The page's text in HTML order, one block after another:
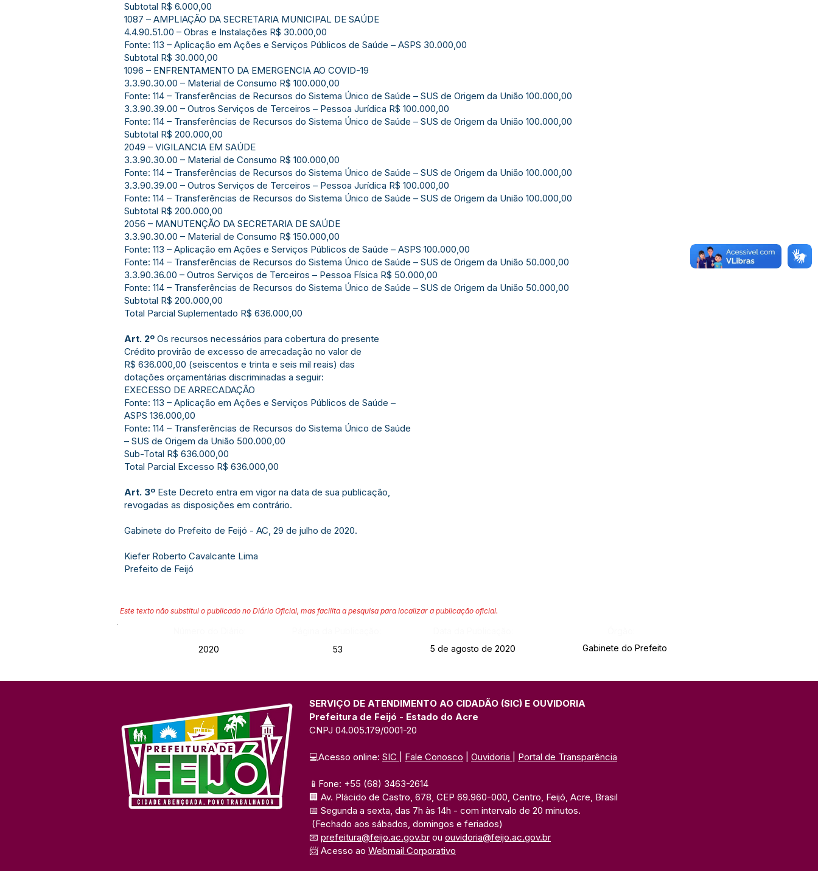
Subtotal R$ 6.000,00
1087 – AMPLIAÇÃO DA SECRETARIA MUNICIPAL DE SAÚDE
4.4.90.51.00 – Obras e Instalações R$ 30.000,00
Fonte: 113 – Aplicação em Ações e Serviços Públicos de Saúde – ASPS 30.000,00
Subtotal R$ 30.000,00
1096 – ENFRENTAMENTO DA EMERGENCIA AO COVID-19
3.3.90.30.00 – Material de Consumo R$ 100.000,00
Fonte: 114 – Transferências de Recursos do Sistema Único de Saúde – SUS de Origem da União 100.000,00
3.3.90.39.00 – Outros Serviços de Terceiros – Pessoa Jurídica R$ 100.000,00
Fonte: 114 – Transferências de Recursos do Sistema Único de Saúde – SUS de Origem da União 100.000,00
Subtotal R$ 200.000,00
2049 – VIGILANCIA EM SAÚDE
3.3.90.30.00 – Material de Consumo R$ 100.000,00
Fonte: 114 – Transferências de Recursos do Sistema Único de Saúde – SUS de Origem da União 100.000,00
3.3.90.39.00 – Outros Serviços de Terceiros – Pessoa Jurídica R$ 100.000,00
Fonte: 114 – Transferências de Recursos do Sistema Único de Saúde – SUS de Origem da União 100.000,00
Subtotal R$ 200.000,00
2056 – MANUTENÇÃO DA SECRETARIA DE SAÚDE
3.3.90.30.00 – Material de Consumo R$ 150.000,00
Fonte: 113 – Aplicação em Ações e Serviços Públicos de Saúde – ASPS 100.000,00
Fonte: 114 – Transferências de Recursos do Sistema Único de Saúde – SUS de Origem da União 50.000,00
3.3.90.36.00 – Outros Serviços de Terceiros – Pessoa Física R$ 50.000,00
Fonte: 114 – Transferências de Recursos do Sistema Único de Saúde – SUS de Origem da União 50.000,00
Subtotal R$ 200.000,00
Total Parcial Suplementado R$ 636.000,00
Art. 2º Os recursos necessários para cobertura do presente
Crédito provirão de excesso de arrecadação no valor de
R$ 636.000,00 (seiscentos e trinta e seis mil reais) das
dotações orçamentárias discriminadas a seguir:
EXECESSO DE ARRECADAÇÃO
Fonte: 113 – Aplicação em Ações e Serviços Públicos de Saúde –
ASPS 136.000,00
Fonte: 114 – Transferências de Recursos do Sistema Único de Saúde
– SUS de Origem da União 500.000,00
Sub-Total R$ 636.000,00
Total Parcial Excesso R$ 636.000,00
Art. 3º Este Decreto entra em vigor na data de sua publicação,
revogadas as disposições em contrário.
Gabinete do Prefeito de Feijó - AC, 29 de julho de 2020.
Kiefer Roberto Cavalcante Lima
Prefeito de Feijó
Este texto não substitui o publicado no Diário Oficial, mas facilita a pesquisa para localizar a publicação oficial.
2020
53 5 de agosto de 2020 Gabinete do Prefeito
SERVIÇO DE ATENDIMENTO AO CIDADÃO (SIC) E OUVIDORIA
Prefeitura de Feijó - Estado do Acre
CNPJ 04.005.179/0001-20
💻Acesso online: SIC Fale Conosco Ouvidoria Portal de Transparência
📱Fone: +55 (68) 3463-2614
🏢 Av. Plácido de Castro, 678, CEP 69.960-000, Centro, Feijó, Acre, Brasil
📅 Segunda a sexta, das 7h às 14h - com intervalo de 20 minutos.
(Fechado aos sábados, domingos e feriados)
📧 prefeitura@feijo.ac.gov.br ou ouvidoria@feijo.ac.gov.br
📨 Acesso ao Webmail Corporativo